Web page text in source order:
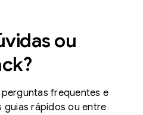
ou
frequentes e
guias rápidos ou entre